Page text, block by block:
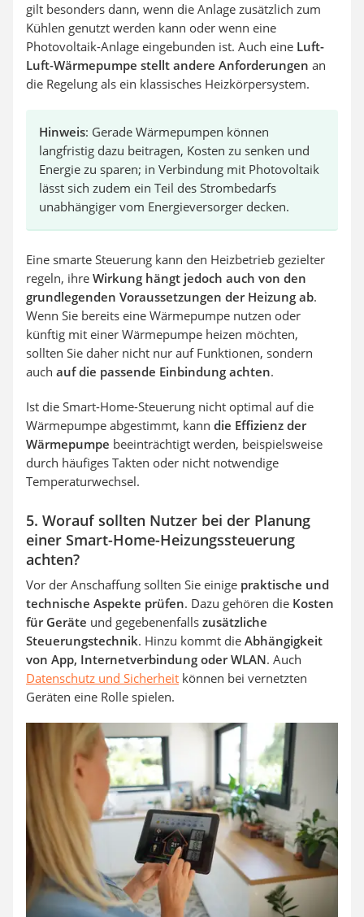
gilt besonders dann, wenn die Anlage zusätzlich zum
Kühlen genutzt werden kann oder wenn eine
Photovoltaik-Anlage eingebunden ist. Auch eine Luft-
Luft-Wärmepumpe stellt andere Anforderungen an
die Regelung als ein klassisches Heizkörpersystem.
Hinweis: Gerade Wärmepumpen können
langfristig dazu beitragen, Kosten zu senken und
Energie zu sparen; in Verbindung mit Photovoltaik
lässt sich zudem ein Teil des Strombedarfs
unabhängiger vom Energieversorger decken.
Eine smarte Steuerung kann den Heizbetrieb gezielter
regeln, ihre Wirkung hängt jedoch auch von den
grundlegenden Voraussetzungen der Heizung ab.
Wenn Sie bereits eine Wärmepumpe nutzen oder
künftig mit einer Wärmepumpe heizen möchten,
sollten Sie daher nicht nur auf Funktionen, sondern
auch auf die passende Einbindung achten.
Ist die Smart-Home-Steuerung nicht optimal auf die
Wärmepumpe abgestimmt, kann die Effizienz der
Wärmepumpe beeinträchtigt werden, beispielsweise
durch häufiges Takten oder nicht notwendige
Temperaturwechsel.
5. Worauf sollten Nutzer bei der Planung
einer Smart-Home-Heizungssteuerung
achten?
Vor der Anschaffung sollten Sie einige praktische und
technische Aspekte prüfen. Dazu gehören die Kosten
für Geräte und gegebenenfalls zusätzliche
Steuerungstechnik. Hinzu kommt die Abhängigkeit
von App, Internetverbindung oder WLAN. Auch
Datenschutz und Sicherheit können bei vernetzten
Geräten eine Rolle spielen.